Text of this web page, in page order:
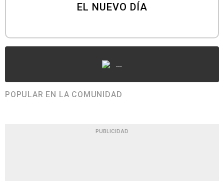
EL NUEVO DÍA
...
POPULAR EN LA COMUNIDAD
PUBLICIDAD